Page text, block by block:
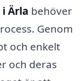
Ärla behöver
Genom
och enkelt
och deras